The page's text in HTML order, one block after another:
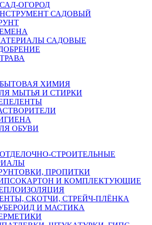
САД-ОГОРОД
САДОВЫЙ
САДОВЫЕ
БЫТОВАЯ ХИМИЯ
МЫТЬЯ И СТИРКИ
ОБУВИ
ОТДЕЛОЧНО-СТРОИТЕЛЬНЫЕ
ПРОПИТКИ
И КОМПЛЕКТУЮЩИЕ
СКОТЧИ, СТРЕЙЧ-ПЛЁНКА
И МАСТИКА